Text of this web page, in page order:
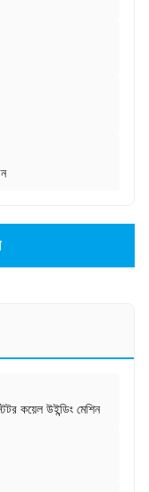
কয়েল উইন্ডিং মেশিন